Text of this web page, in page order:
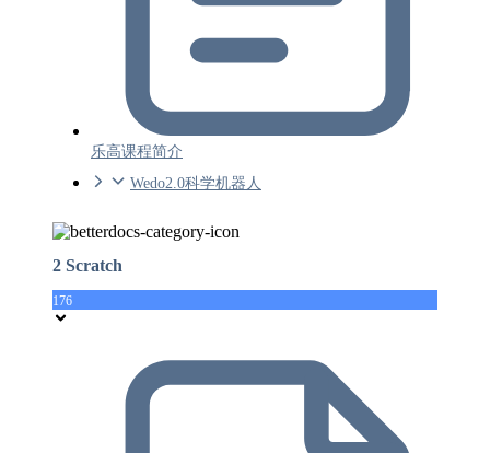
乐高课程简介
Wedo2.0科学机器人
2 Scratch
176